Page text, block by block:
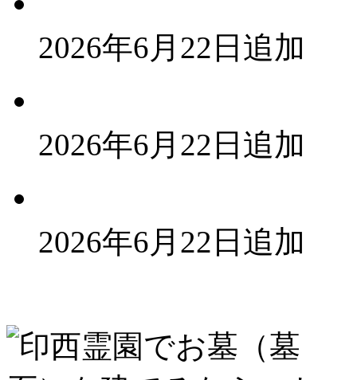
2026年6月22日追加
2026年6月22日追加
2026年6月22日追加